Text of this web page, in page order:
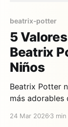
beatrix-potter
5
Beatrix
Niños
Beatrix Potter
más
forma natural.
24 Mar 2026 3